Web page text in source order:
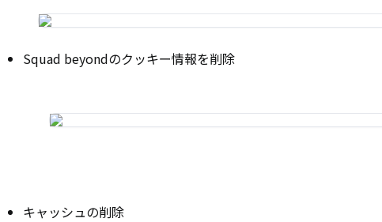
Squad beyondのクッキー情報を削除
キャッシュの削除